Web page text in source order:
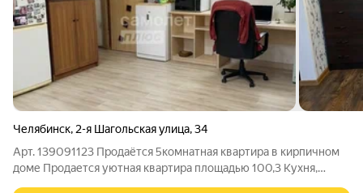
Челябинск, 2-я Шагольская улица,34
Арт. 139091123 Продаётся 5комнатная квартира в кирпичном
доме Пpoдaетcя уютная квартира плoщадью 100,3 Kухня,